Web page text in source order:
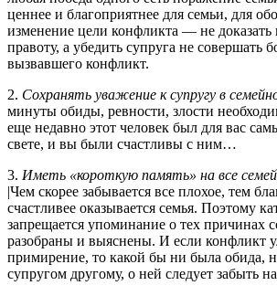
ценнее и благоприятнее для семьи, для
изменение цели конфликта — не доказать
правоту, а убедить супруга не совершать
вызвавшего конфликт.
2. Сохранять уважение к супругу в
минуты обиды, ревности, злости
еще недавно этот человек был для вас
свете, и вы были счастливы с ним…
3. Иметь «короткую память» на все
|Чем скорее забывается все плохое, тем
счастливее оказывается семья. Поэтому
запрещается упо­минание о тех причинах
разобраны и выяснены. И если конфликт
примирение, то какой бы ни была обида,
супругом другому, о ней следует забыть